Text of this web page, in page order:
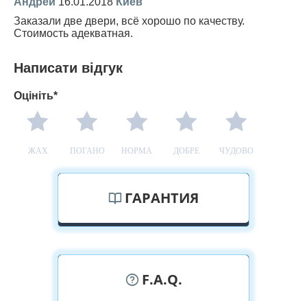
Заказали две двери, всё хорошо по качеству.
Стоимость адекватная.
Написати відгук
Оцініть*
ЖАХ ПОГАНО НОРМА ДОБРЕ ЧУДОВО
ГАРАНТИЯ
F.A.Q.